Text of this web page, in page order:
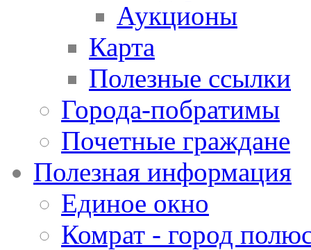
Аукционы
Карта
Полезные ссылки
Города-побратимы
Почетные граждане
Полезная информация
Единое окно
Комрат - город